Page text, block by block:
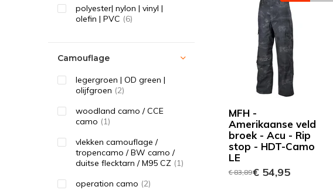
MFH -
Amerikaanse veld
broek - Acu - Rip
stop - HDT-Camo
LE
€ 83,89€ 54,95
polyester| nylon | vinyl |
olefin | PVC (6)
Camouflage
legergroen | OD green |
olijfgroen (2)
woodland camo / CCE
camo (1)
vlekken camouflage /
tropencamo / BW camo /
duitse flecktarn / M95 CZ (1)
operation camo (2)